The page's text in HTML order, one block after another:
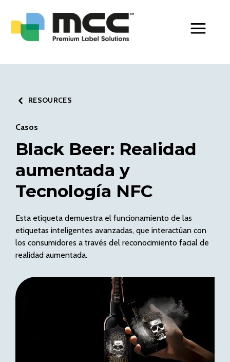
RESOURCES
Casos
Black Beer: Realidad
aumentada y
Tecnología NFC
Esta etiqueta demuestra el funcionamiento de las
etiquetas inteligentes avanzadas, que interactúan con
los consumidores a través del reconocimiento facial de
realidad aumentada.